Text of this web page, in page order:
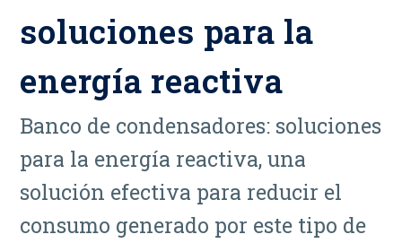
soluciones para la
energía reactiva
Banco de condensadores: soluciones
para la energía reactiva, una
solución efectiva para reducir el
consumo generado por este tipo de